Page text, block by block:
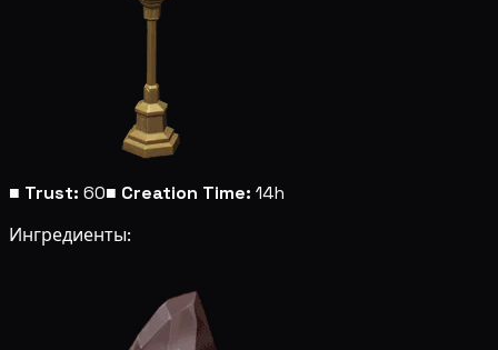
■ Trust: 60■ Creation Time: 14h
Ингредиенты: